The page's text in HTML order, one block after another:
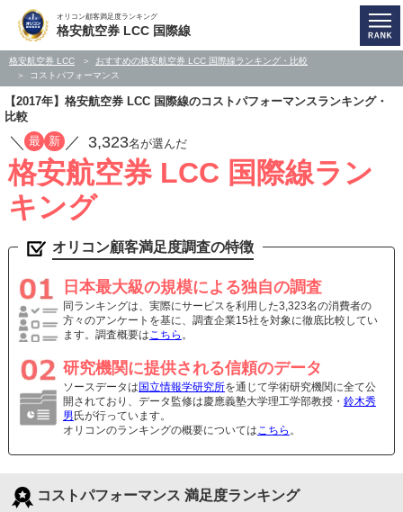
オリコン顧客満足度ランキング
格安航空券 LCC 国際線
格安航空券 LCC
おすすめの格安航空券 LCC 国際線ランキング・比較
コストパフォーマンス
【2017年】格安航空券 LCC 国際線のコストパフォーマンスランキング・
比較
／ 最 新 ／ 3,323名が選んだ
格安航空券 LCC 国際線ラン
キング
オリコン顧客満足度調査の特徴
日本最大級の規模による独自の調査
同ランキングは、実際にサービスを利用した3,323名の消費者の
方々のアンケートを基に、調査企業15社を対象に徹底比較してい
ます。調査概要はこちら 。
研究機関に提供される信頼のデータ
ソースデータは 国立情報学研究所を通じて学術研究機関に全て公
開されており、データ監修は慶應義塾大学理工学部教授・ 鈴木秀
男 氏が行っています。
オリコンのランキングの概要についてはこちら 。
コストパフォーマンス 満足度ランキング